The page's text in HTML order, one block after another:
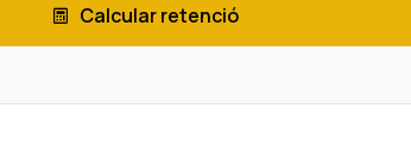
Calcular retenció